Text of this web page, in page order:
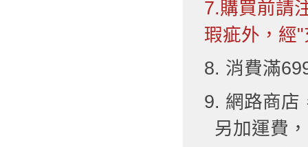
7.購買前請
瑕疵外，經
8. 消費滿
9. 網路商店
另加運費